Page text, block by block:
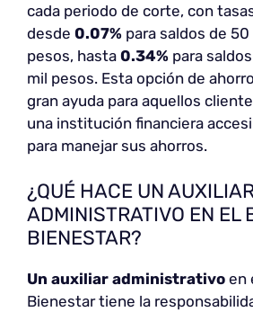
cada periodo de corte, con
desde 0.07% para saldos de
pesos, hasta 0.34% para
mil pesos. Esta opción de
gran ayuda para aquellos
una institución financiera
para manejar sus ahorros.
¿QUÉ HACE UN
ADMINISTRATIVO EN EL
BIENESTAR?
Un auxiliar administrativo en
Bienestar tiene la